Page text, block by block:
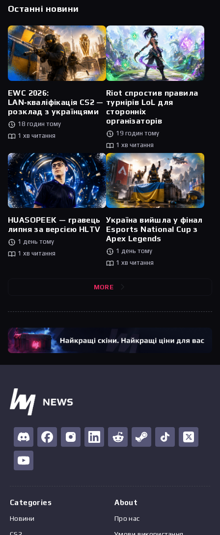
Останні новини
EWC 2026:
LAN‑кваліфікація CS2 —
розклад з українцями
18 годин тому
1 хв читання
Riot спростив правила
турнірів LoL для
сторонніх
організаторів
19 годин тому
1 хв читання
HUASOPEEK — гравець
липня за версією HLTV
1 день тому
1 хв читання
Україна вийшла у фінал
Esports National Cup з
Apex Legends
1 день тому
1 хв читання
MORE
Categories
Новини
About
Про нас